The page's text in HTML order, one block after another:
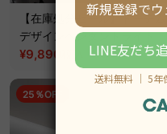
【在庫処分セール】トーテム
デザインペンダントライト
¥9,890 ¥13,190
25％OFF